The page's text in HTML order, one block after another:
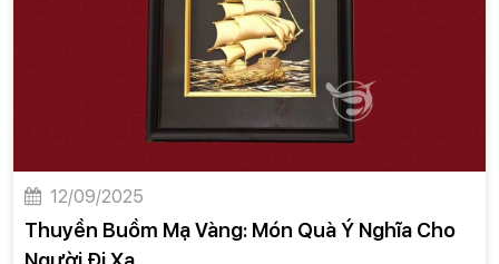
12/09/2025
Thuyền Buồm Mạ Vàng: Món Quà Ý Nghĩa Cho